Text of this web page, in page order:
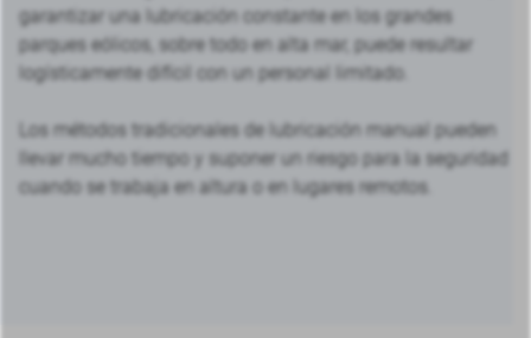
garantizar una lubricación constante en los grandes
parques eólicos, sobre todo en alta mar, puede resultar
logísticamente difícil con un personal limitado.
Los métodos tradicionales de lubricación manual pueden
llevar mucho tiempo y suponer un riesgo para la seguridad
cuando se trabaja en altura o en lugares remotos.